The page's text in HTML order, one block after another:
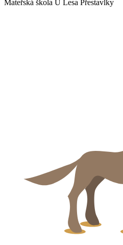
Mateřská škola U Lesa Přestavlky